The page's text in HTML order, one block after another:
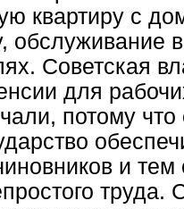
квартиру с
обслуживание в
Советская
для
потому
и